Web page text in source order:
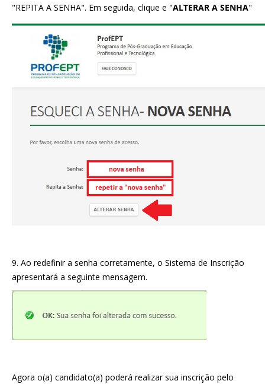
"REPITA A SENHA". Em seguida, clique e "ALTERAR A SENHA"
9. Ao redefinir a senha corretamente, o Sistema de Inscrição
apresentará a seguinte mensagem.
Agora o(a) candidato(a) poderá realizar sua inscrição pelo